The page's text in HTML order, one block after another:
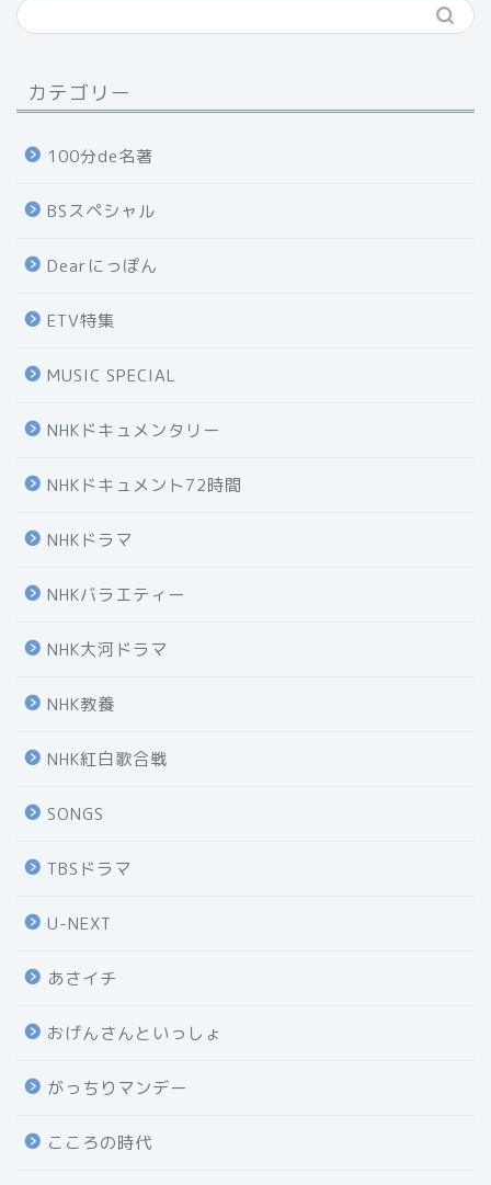
カテゴリー
100分de名著
BSスペシャル
Dearにっぽん
ETV特集
MUSIC SPECIAL
NHKドキュメンタリー
NHKドキュメント72時間
NHKドラマ
NHKバラエティー
NHK大河ドラマ
NHK教養
NHK紅白歌合戦
SONGS
TBSドラマ
U-NEXT
あさイチ
おげんさんといっしょ
がっちりマンデー
こころの時代